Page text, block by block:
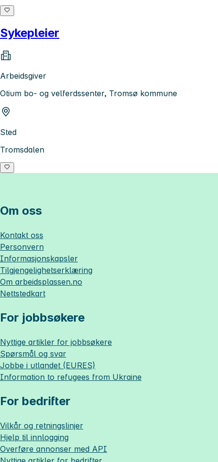
Sykepleier
Arbeidsgiver
Otium bo- og velferdssenter, Tromsø kommune
Sted
Tromsdalen
Om oss
Kontakt oss
Personvern
Informasjonskapsler
Tilgjengelighetserklæring
Om arbeidsplassen.no
Nettstedkart
For jobbsøkere
Nyttige artikler for jobbsøkere
Spørsmål og svar
Jobbe i utlandet (EURES)
Information to refugees from Ukraine
For bedrifter
Vilkår og retningslinjer
Hjelp til innlogging
Overføre annonser med API